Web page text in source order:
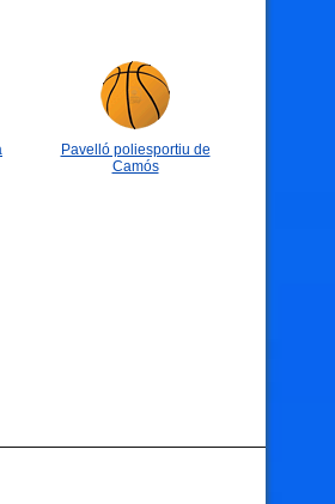
Pavelló poliesportiu de
Camós